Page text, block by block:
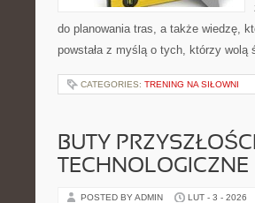
do planowania tras, a także wiedzę,
powstała z myślą o tych, którzy
CATEGORIES: TRENING NA SIŁOWNI
BUTY
TECHNOLOGICZNE
POSTED BY ADMIN LUT - 3 - 2026